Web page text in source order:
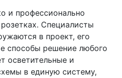
и профессионально
Специалисты
в проект, его
способы решение любого
осветительные и
в единую систему,